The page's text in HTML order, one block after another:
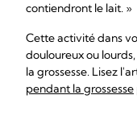
contiendront le lait. »
Cette activité dans
douloureux ou
la grossesse. Lisez
pendant la grossesse